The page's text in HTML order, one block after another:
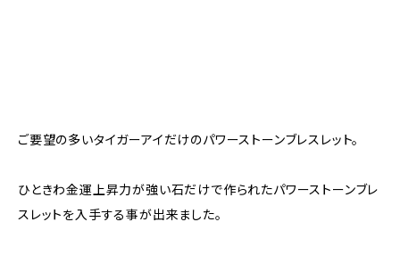
ご要望の多いタイガーアイだけのパワーストーンブレスレット。
ひときわ金運上昇力が強い石だけで作られたパワーストーンブレ
スレットを入手する事が出来ました。